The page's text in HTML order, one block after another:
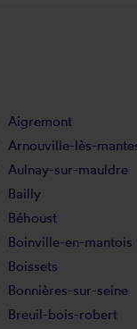
Aigremont
Arnouville-lès-
Aulnay-sur-mauldre
Bailly
Béhoust
Boinville-en-mantois
Boissets
Bonnières-sur-seine
Breuil-bois-robert